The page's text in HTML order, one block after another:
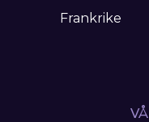
Frankrike